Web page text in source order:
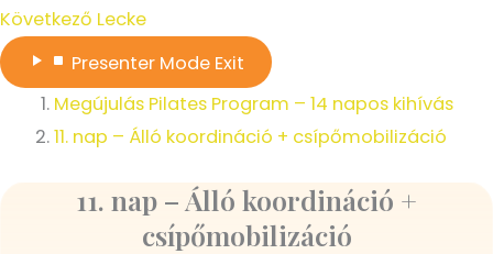
Következő Lecke
Presenter Mode Exit
Megújulás Pilates Program – 14 napos kihívás
11. nap – Álló koordináció + csípőmobilizáció
11. nap – Álló koordináció +
csípőmobilizáció